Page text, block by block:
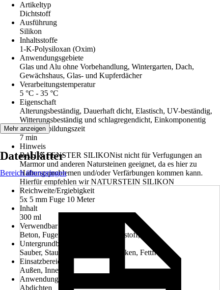
Artikeltyp
Dichtstoff
Ausführung
Silikon
Inhaltsstoffe
1-K-Polysiloxan (Oxim)
Anwendungsgebiete
Glas und Alu ohne Vorbehandlung, Wintergarten, Dach,
Gewächshaus, Glas- und Kupferdächer
Verarbeitungstemperatur
5 °C - 35 °C
Eigenschaft
Alterungsbeständig, Dauerhaft dicht, Elastisch, UV-beständig,
Witterungsbeständig und schlagregendicht, Einkomponentig
Ca. Hautbildungszeit
7 min
Hinweis
BAU & FENSTER SILIKONist nicht für Verfugungen an
Marmor und anderen Natursteinen geeignet, da es hier zu
Haftungsproblemen und/oder Verfärbungen kommen kann.
Hierfür empfehlen wir NATURSTEIN SILIKON
Reichweite/Ergiebigkeit
5x 5 mm Fuge 10 Meter
Inhalt
300 ml
Verwendbar für
Beton, Fugen, Mauerwerk, Kunststoff, Putz
Untergrundbeschaffenheit
Sauber, Staubfrei, Tragfähig, Trocken, Fettfrei
Einsatzbereich
Außen, Innen
Anwendung
Abdichten
Mehr anzeigen
Datenblätter
Bereich überspringen